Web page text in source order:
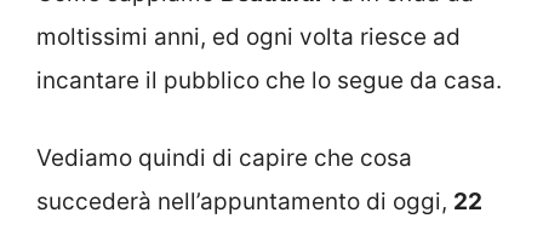
moltissimi anni, ed ogni volta riesce ad
incantare il pubblico che lo segue da casa.
Vediamo quindi di capire che cosa
succederà nell’appuntamento di oggi, 22